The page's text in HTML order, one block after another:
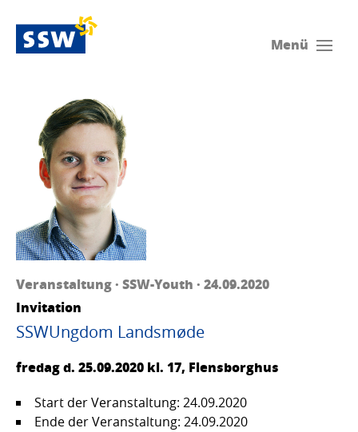
Menü
Veranstaltung · SSW-Youth · 24.09.2020
Invitation
SSWUngdom Landsmøde
fredag d. 25.09.2020 kl. 17, Flensborghus
Start der Veranstaltung: 24.09.2020
Ende der Veranstaltung: 24.09.2020